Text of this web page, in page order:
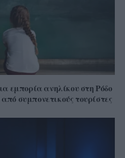
εμπορία ανηλίκου στη Ρόδο
συμπονετικούς τουρίστες